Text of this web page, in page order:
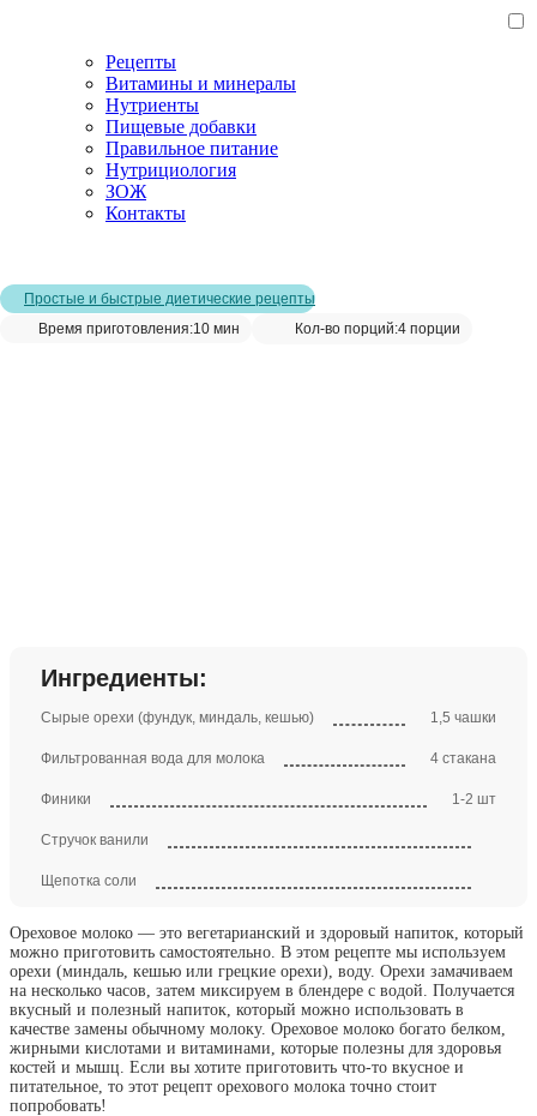
Рецепты
Витамины и минералы
Нутриенты
Пищевые добавки
Правильное питание
Нутрициология
ЗОЖ
Контакты
Простые и быстрые диетические рецепты
Время приготовления:10 мин Кол-во порций:4 порции
Ингредиенты:
Сырые орехи (фундук, миндаль, кешью) 1,5 чашки
Фильтрованная вода для молока 4 стакана
Финики 1-2 шт
Стручок ванили
Щепотка соли
Ореховое молоко — это вегетарианский и здоровый напиток, который
можно приготовить самостоятельно. В этом рецепте мы используем
орехи (миндаль, кешью или грецкие орехи), воду. Орехи замачиваем
на несколько часов, затем миксируем в блендере с водой. Получается
вкусный и полезный напиток, который можно использовать в
качестве замены обычному молоку. Ореховое молоко богато белком,
жирными кислотами и витаминами, которые полезны для здоровья
костей и мышц. Если вы хотите приготовить что-то вкусное и
питательное, то этот рецепт орехового молока точно стоит
попробовать!